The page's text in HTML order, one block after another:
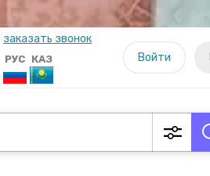
заказать звонок
РУС КАЗ Войти